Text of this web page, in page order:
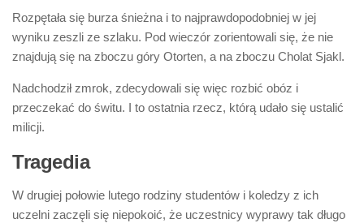
Rozpętała się burza śnieżna i to najprawdopodobniej w jej
wyniku zeszli ze szlaku. Pod wieczór zorientowali się, że nie
znajdują się na zboczu góry Otorten, a na zboczu Cholat Sjakl.
Nadchodził zmrok, zdecydowali się więc rozbić obóz i
przeczekać do świtu. I to ostatnia rzecz, którą udało się ustalić
milicji.
Tragedia
W drugiej połowie lutego rodziny studentów i koledzy z ich
uczelni zaczęli się niepokoić, że uczestnicy wyprawy tak długo